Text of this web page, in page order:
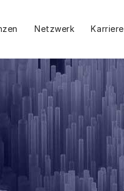
Netzwerk Karriere